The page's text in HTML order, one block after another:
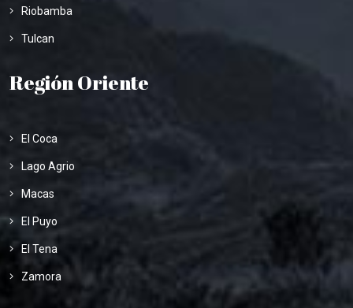
Riobamba
Tulcan
Región Oriente
El Coca
Lago Agrio
Macas
El Puyo
El Tena
Zamora